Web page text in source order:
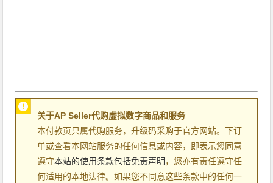
关于AP Seller代购虚拟数字商品和服务
本付款页只属代购服务，升级码采购于官方网站。下订
单或查看本网站服务的任何信息或内容，即表示您同意
遵守本站的使用条款包括免责声明 ，您亦有责任遵守任
何适用的本地法律。如果您不同意这些条款中的任何一